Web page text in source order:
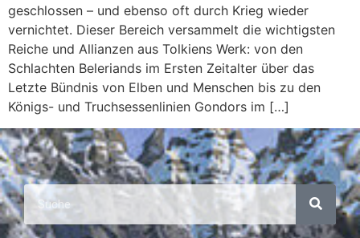
geschlossen – und ebenso oft durch Krieg wieder
vernichtet. Dieser Bereich versammelt die wichtigsten
Reiche und Allianzen aus Tolkiens Werk: von den
Schlachten Beleriands im Ersten Zeitalter über das
Letzte Bündnis von Elben und Menschen bis zu den
Königs- und Truchsessenlinien Gondors im […]